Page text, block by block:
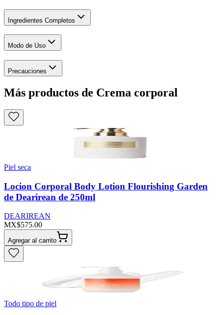
Ingredientes Completos
Modo de Uso
Precauciones
Más productos de Crema corporal
Piel seca
Locion Corporal Body Lotion Flourishing Garden
de Dearirean de 250ml
DEARIREAN
MX$575.00
Agregar al carrito
Todo tipo de piel